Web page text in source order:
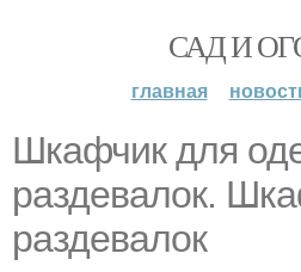
САД И
главная
Шкафчик для
раздевалок.
раздевалок